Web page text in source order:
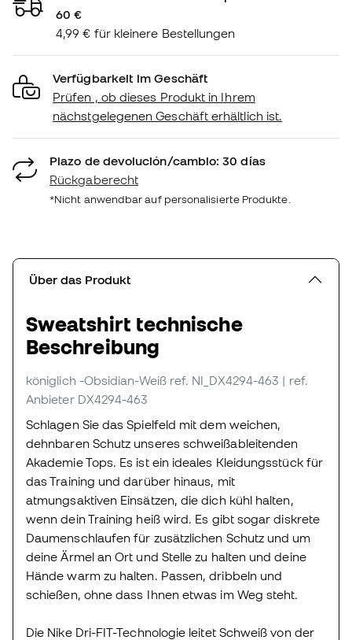
60 €
4,99 € für kleinere Bestellungen
Verfügbarkeit im Geschäft
Prüfen , ob dieses Produkt in Ihrem
nächstgelegenen Geschäft erhältlich ist.
Plazo de devolución/cambio: 30 días
Rückgaberecht
*Nicht anwendbar auf personalisierte Produkte.
Über das Produkt
Sweatshirt technische
Beschreibung
königlich -Obsidian-Weiß ref. NI_DX4294-463 | ref.
Anbieter DX4294-463
Schlagen Sie das Spielfeld mit dem weichen,
dehnbaren Schutz unseres schweißableitenden
Akademie Tops. Es ist ein ideales Kleidungsstück für
das Training und darüber hinaus, mit
atmungsaktiven Einsätzen, die dich kühl halten,
wenn dein Training heiß wird. Es gibt sogar diskrete
Daumenschlaufen für zusätzlichen Schutz und um
deine Ärmel an Ort und Stelle zu halten und deine
Hände warm zu halten. Passen, dribbeln und
schießen, ohne dass Ihnen etwas im Weg steht.
Die Nike Dri-FIT-Technologie leitet Schweiß von der